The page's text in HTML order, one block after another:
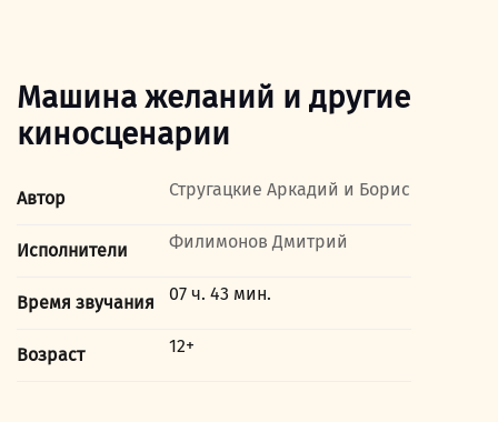
Машина желаний и другие
киносценарии
Автор Стругацкие Аркадий и Борис
Исполнители Филимонов Дмитрий
Время звучания 07 ч. 43 мин.
Возраст 12+